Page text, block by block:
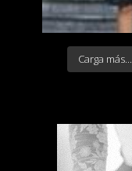
Carga más...